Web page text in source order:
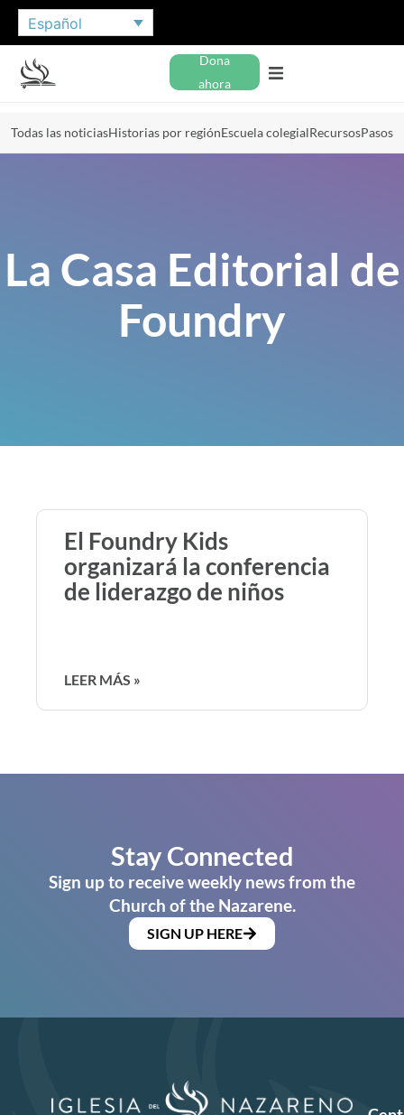
Español
Dona
ahora
Todas las noticiasHistorias por regiónEscuela colegialRecursosPasos
La Casa Editorial de
Foundry
El Foundry Kids
organizará la conferencia
de liderazgo de niños
LEER MÁS »
Stay Connected
Sign up to receive weekly news from the
Church of the Nazarene.
SIGN UP HERE